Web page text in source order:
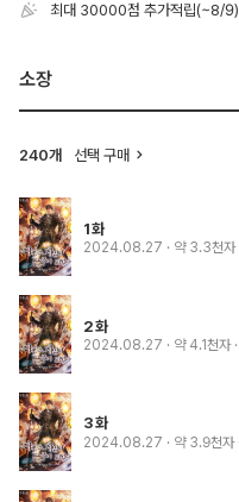
최대 30000점 추가적립(~8/9)
소장
240개 선택 구매
1화
2024.08.27 · 약 3.3천자
2화
2024.08.27 · 약 4.1천자
3화
2024.08.27 · 약 3.9천자